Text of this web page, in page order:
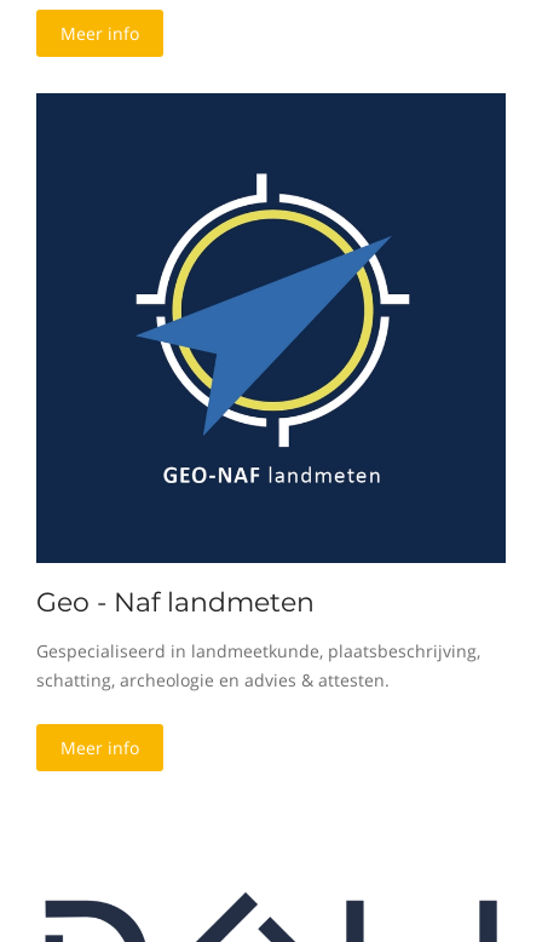
Meer info
Geo - Naf landmeten
Gespecialiseerd in landmeetkunde, plaatsbeschrijving,
schatting, archeologie en advies & attesten.
Meer info